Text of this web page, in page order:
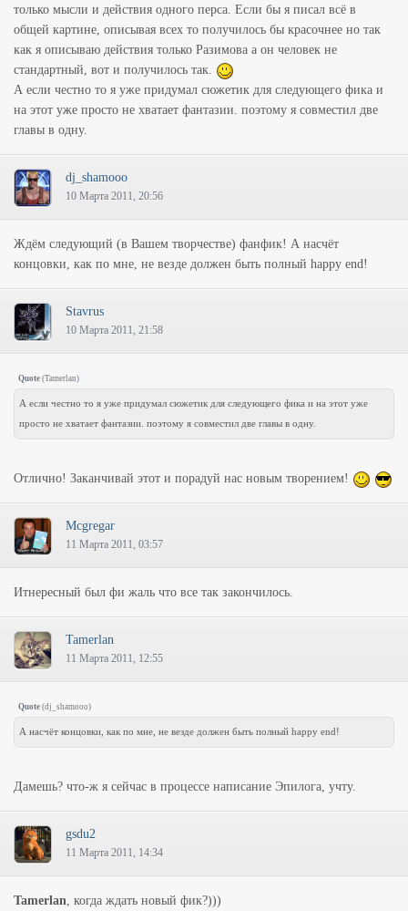
только мысли и действия одного перса. Если бы я писал всё в
общей картине, описывая всех то получилось бы красочнее но так
как я описываю действия только Разимова а он человек не
стандартный, вот и получилось так.
А если честно то я уже придумал сюжетик для следующего фика и
на этот уже просто не хватает фантазии. поэтому я совместил две
главы в одну.
dj_shamooo
10 Марта 2011, 20:56
Ждём следующий (в Вашем творчестве) фанфик! А насчёт
концовки, как по мне, не везде должен быть полный happy end!
Stavrus
10 Марта 2011, 21:58
Quote (Tamerlan)
А если честно то я уже придумал сюжетик для следующего фика и на этот уже
просто не хватает фантазии. поэтому я совместил две главы в одну.
Отлично! Заканчивай этот и порадуй нас новым творением!
Mcgregar
11 Марта 2011, 03:57
Итнересный был фи жаль что все так закончилось.
Tamerlan
11 Марта 2011, 12:55
Quote (dj_shamooo)
А насчёт концовки, как по мне, не везде должен быть полный happy end!
Дамешь? что-ж я сейчас в процессе написание Эпилога, учту.
gsdu2
11 Марта 2011, 14:34
Tamerlan, когда ждать новый фик?)))